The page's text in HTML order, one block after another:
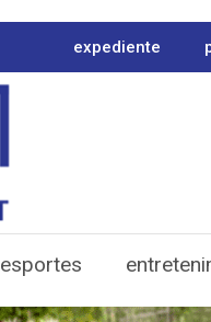
expediente
esportes